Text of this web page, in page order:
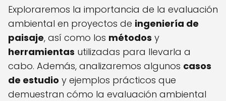
Exploraremos la importancia de la evaluación
ambiental en proyectos de ingeniería de
paisaje, así como los métodos y
herramientas utilizadas para llevarla a
cabo. Además, analizaremos algunos casos
de estudio y ejemplos prácticos que
demuestran cómo la evaluación ambiental